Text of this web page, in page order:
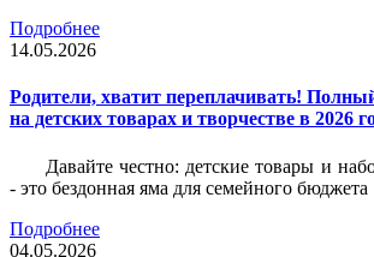
Подробнее
14.05.2026
Родители, хватит переплачивать!
на детских товарах и творчестве в 2026
Давайте честно: детские товары и
- это бездонная яма для семейного бюджета
Подробнее
04.05.2026